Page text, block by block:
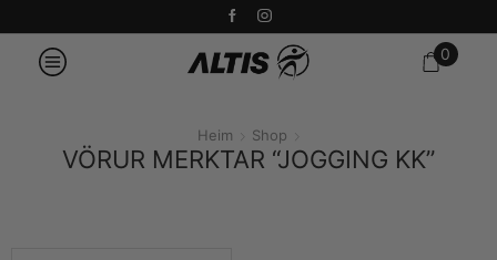
0
Heim Shop
VÖRUR MERKTAR “JOGGING KK”